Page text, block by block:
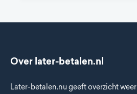
Over later-betalen.nl
Later-betalen.nu geeft overzicht weer